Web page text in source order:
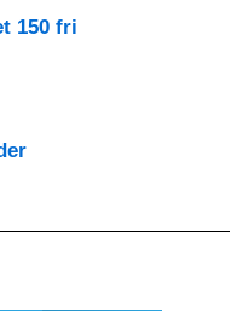
150 fri